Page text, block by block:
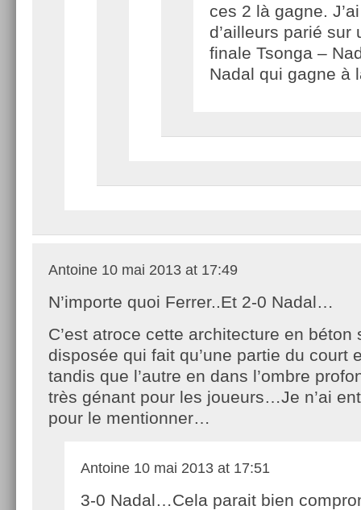
ces 2 là gagne. J’ai
d’ailleurs parié sur
finale Tsonga –
Nadal qui gagne à
Antoine 10 mai 2013 at 17:49
N’importe quoi Ferrer..Et 2-0 Nadal…
C’est atroce cette architecture en béton
disposée qui fait qu’une partie du court
tandis que l’autre en dans l’ombre
très génant pour les joueurs…Je n’ai
pour le mentionner…
Antoine 10 mai 2013 at 17:51
3-0 Nadal…Cela parait bien